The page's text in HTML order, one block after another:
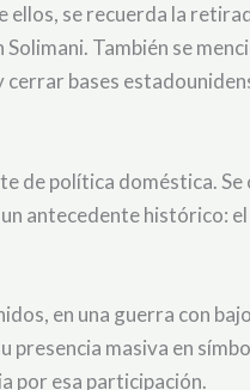
ellos, se recuerda la
También se
cerrar bases
de política doméstica.
antecedente histórico:
en una guerra con
presencia masiva en
por esa participación.